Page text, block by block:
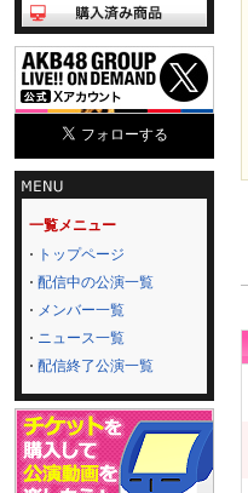
一覧メニュー
トップページ
配信中の公演一覧
メンバー一覧
ニュース一覧
配信終了公演一覧